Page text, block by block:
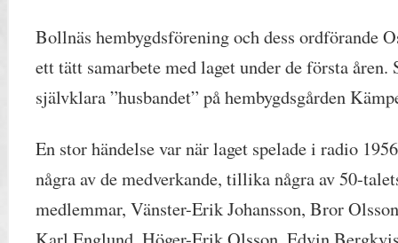
Bollnäs hembygdsförening och dess ordförande
ett tätt samarbete med laget under de första åren.
självklara ”husbandet” på hembygdsgården
En stor händelse var när laget spelade i radio
några av de medverkande, tillika några av 50-
medlemmar, Vänster-Erik Johansson, Bror